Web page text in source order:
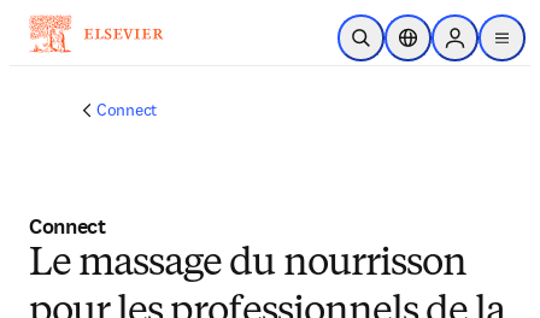
Passer au contenu principal
Ouvrir la recherche
Sélecteur de
Sign in to
menu
Connect
Connect
Le massage du nourrisson